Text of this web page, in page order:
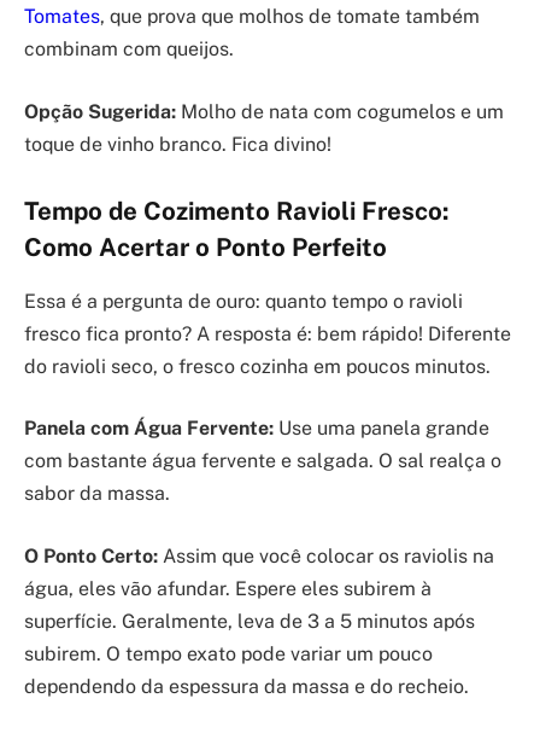
Tomates, que prova que molhos de tomate também
combinam com queijos.
Opção Sugerida: Molho de nata com cogumelos e um
toque de vinho branco. Fica divino!
Tempo de Cozimento Ravioli Fresco:
Como Acertar o Ponto Perfeito
Essa é a pergunta de ouro: quanto tempo o ravioli
fresco fica pronto? A resposta é: bem rápido! Diferente
do ravioli seco, o fresco cozinha em poucos minutos.
Panela com Água Fervente: Use uma panela grande
com bastante água fervente e salgada. O sal realça o
sabor da massa.
O Ponto Certo: Assim que você colocar os raviolis na
água, eles vão afundar. Espere eles subirem à
superfície. Geralmente, leva de 3 a 5 minutos após
subirem. O tempo exato pode variar um pouco
dependendo da espessura da massa e do recheio.